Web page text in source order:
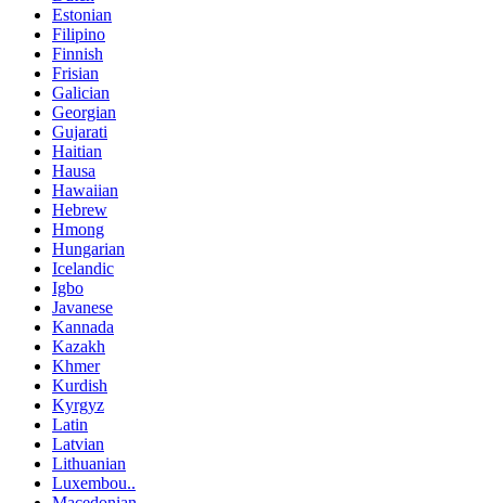
Estonian
Filipino
Finnish
Frisian
Galician
Georgian
Gujarati
Haitian
Hausa
Hawaiian
Hebrew
Hmong
Hungarian
Icelandic
Igbo
Javanese
Kannada
Kazakh
Khmer
Kurdish
Kyrgyz
Latin
Latvian
Lithuanian
Luxembou..